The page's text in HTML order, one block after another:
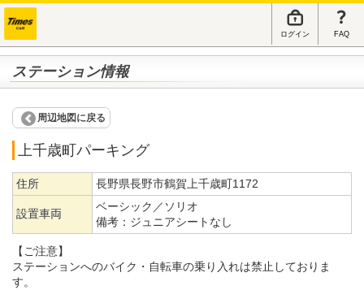
ログイン FAQ
ステーション情報
周辺地図に戻る
上千歳町パーキング
住所 長野県長野市鶴賀上千歳町1172
設置車両
ベーシック／ソリオ
備考： ジュニアシートなし
【ご注意】
ステーションへのバイク・自転車の乗り入れは禁止しておりま
す。